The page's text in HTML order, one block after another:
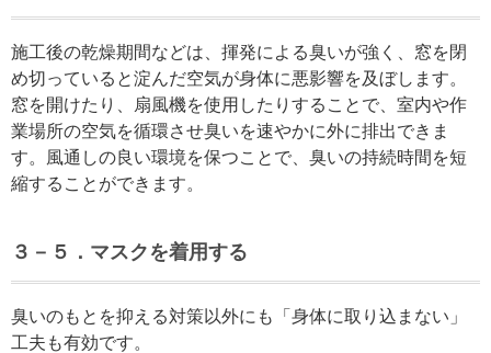
施工後の乾燥期間などは、揮発による臭いが強く、窓を閉
め切っていると淀んだ空気が身体に悪影響を及ぼします。
窓を開けたり、扇風機を使用したりすることで、室内や作
業場所の空気を循環させ臭いを速やかに外に排出できま
す。風通しの良い環境を保つことで、臭いの持続時間を短
縮することができます。
３ －５ ．マスクを着用する
臭いのもとを抑える対策以外にも「身体に取り込まない」
工夫も有効です。